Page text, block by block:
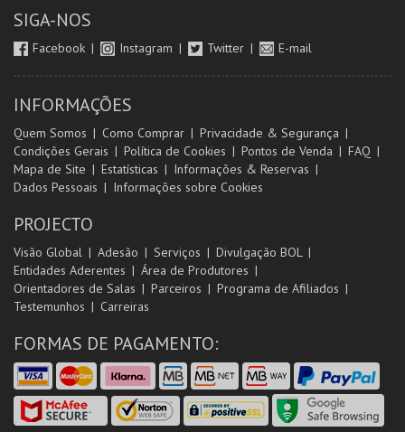
SIGA-NOS
Facebook Instagram Twitter E-mail
INFORMAÇÕES
Quem Somos Como Comprar
Privacidade & Segurança
Condições Gerais
Política de Cookies Pontos de Venda
FAQ
Mapa de Site
Estatísticas
Informações & Reservas
Dados Pessoais
Informações sobre Cookies
PROJECTO
Visão Global Adesão Serviços
Divulgação BOL
Entidades Aderentes
Área de Produtores
Orientadores de Salas
Parceiros
Programa de Afiliados
Testemunhos
Carreiras
FORMAS DE PAGAMENTO: